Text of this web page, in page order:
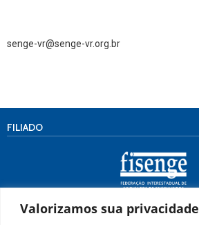
Valorizamos sua privacidade
senge-vr@senge-vr.org.br
FILIADO
ENDEREÇO